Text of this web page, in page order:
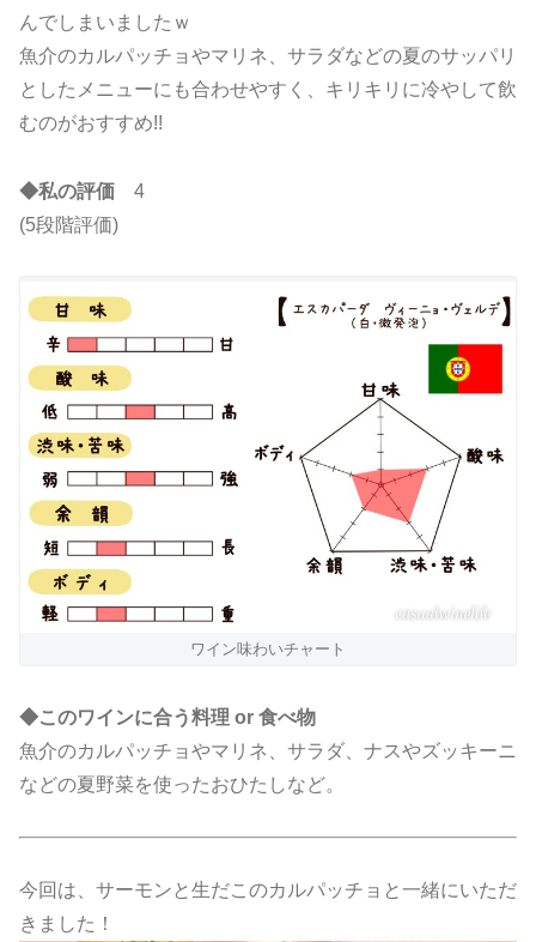
んでしまいましたｗ
魚介のカルパッチョやマリネ、サラダなどの夏のサッパリ
としたメニューにも合わせやすく、キリキリに冷やして飲
むのがおすすめ!!
◆私の評価 4
(5段階評価)
ワイン味わいチャート
◆このワインに合う料理 or 食べ物
魚介のカルパッチョやマリネ、サラダ、ナスやズッキーニ
などの夏野菜を使ったおひたしなど。
今回は、サーモンと生だこのカルパッチョと一緒にいただ
きました！